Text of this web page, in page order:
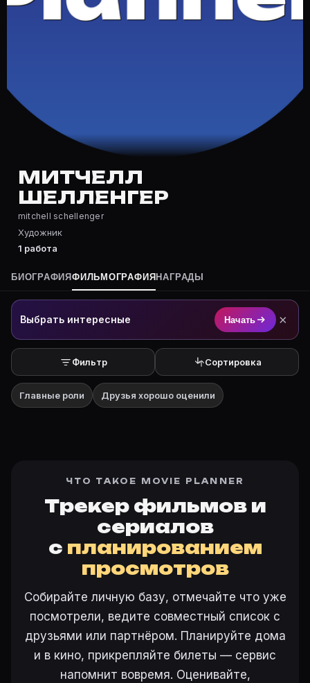
Частые вопросы о Митчелл
Полный список — на Movie Planner: https://movie-
Кто такой(ая) Митчелл Шелленгер?
Митчелл Шелленгер — Художник. Биография и роли
Где открыть фильмографию Митчелл Шелленгер?
На Movie Planner: https://movie-planner.ru/s/
МИТЧЕЛЛ
ШЕЛЛЕНГЕР
mitchell schellenger
Художник
1 работа
БИОГРАФИЯФИЛЬМОГРАФИЯ НАГРАДЫ
Выбрать интересные Начать ×
Фильтр Сортировка
Главные роли Друзья хорошо оценили
ЧТО ТАКОЕ MOVIE PLANNER
Трекер фильмов и
сериалов
с планированием
просмотров
Собирайте личную базу, отмечайте что уже
посмотрели, ведите совместный список с
друзьями или партнёром. Планируйте дома
и в кино, прикрепляйте билеты — сервис
напомнит вовремя. Оценивайте,